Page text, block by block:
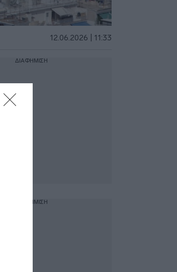
12.06.2026 | 11:33
ΔΙΑΦΗΜΙΣΗ
ΔΙΑΦΗΜΙΣΗ